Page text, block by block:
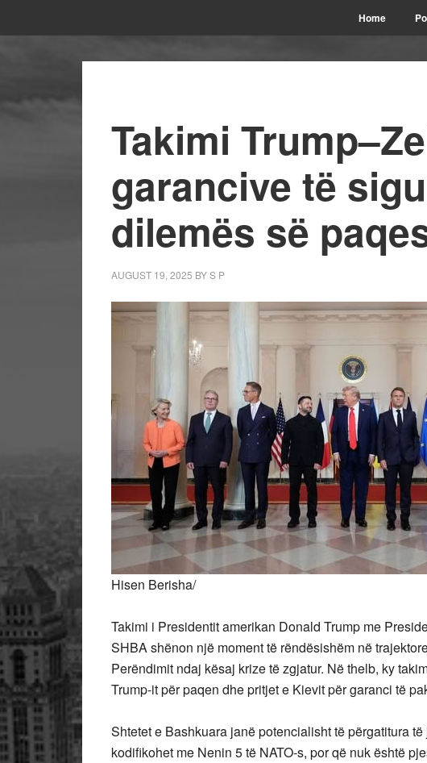
Home
Takimi
garancive të
dilemës së
AUGUST 19, 2025 BYS P
Hisen Berisha/
Takimi i Presidentit amerikan Donald Trump me
SHBA shënon një moment të rëndësishëm në
Perëndimit ndaj kësaj krize të zgjatur. Në thelb, ky
Trump-it për paqen dhe pritjet e Kievit për garanci të
Shtetet e Bashkuara janë potencialisht të përgatitura
kodifikohet me Nenin 5 të NATO-s, por që nuk është